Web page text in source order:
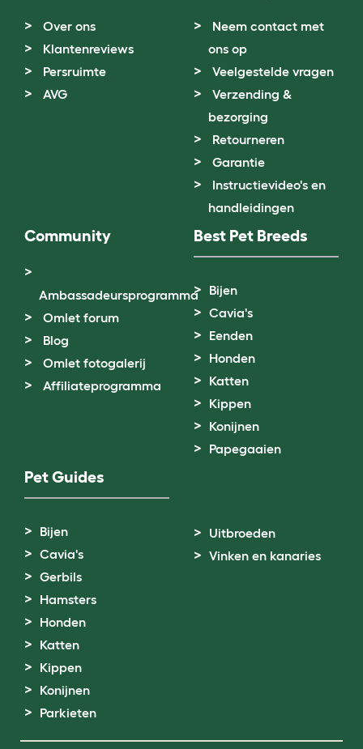
Over ons
Klantenreviews
Persruimte
AVG
Neem contact met
ons op
Veelgestelde vragen
Verzending &
bezorging
Retourneren
Garantie
Instructievideo's en
handleidingen
Community
Ambassadeursprogramma
Omlet forum
Blog
Omlet fotogalerij
Affiliateprogramma
Best Pet Breeds
Bijen
Cavia's
Eenden
Honden
Katten
Kippen
Konijnen
Papegaaien
Pet Guides
Bijen
Cavia's
Gerbils
Hamsters
Honden
Katten
Kippen
Konijnen
Parkieten
Uitbroeden
Vinken en kanaries